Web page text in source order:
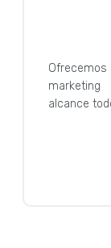
alcance